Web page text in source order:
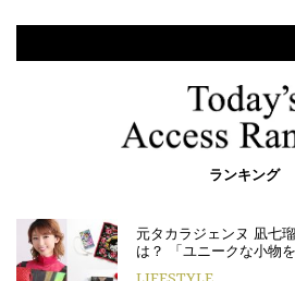
ランキング
元タカラジェンヌ 凪七
は？ 「ユニークな小物